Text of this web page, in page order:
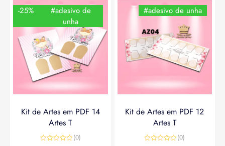
-25%
#adesivo de
unha
Kit de Artes em PDF 14
Artes T
(0)
#adesivo de unha
Kit de Artes em PDF 12
Artes T
(0)